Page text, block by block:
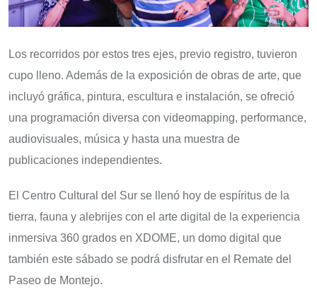
Los recorridos por estos tres ejes, previo registro, tuvieron
cupo lleno. Además de la exposición de obras de arte, que
incluyó gráfica, pintura, escultura e instalación, se ofreció
una programación diversa con videomapping, performance,
audiovisuales, música y hasta una muestra de
publicaciones independientes.
El Centro Cultural del Sur se llenó hoy de espíritus de la
tierra, fauna y alebrijes con el arte digital de la experiencia
inmersiva 360 grados en XDOME, un domo digital que
también este sábado se podrá disfrutar en el Remate del
Paseo de Montejo.